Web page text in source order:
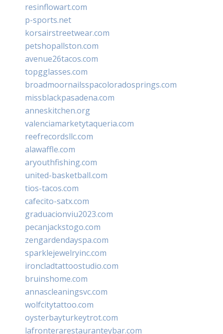
resinflowart.com
p-sports.net
korsairstreetwear.com
petshopallston.com
avenue26tacos.com
topgglasses.com
broadmoornailsspacoloradosprings.com
missblackpasadena.com
anneskitchen.org
valenciamarketytaqueria.com
reefrecordsllc.com
alawaffle.com
aryouthfishing.com
united-basketball.com
tios-tacos.com
cafecito-satx.com
graduacionviu2023.com
pecanjackstogo.com
zengardendayspa.com
sparklejewelryinc.com
ironcladtattoostudio.com
bruinshome.com
annascleaningsvc.com
wolfcitytattoo.com
oysterbayturkeytrot.com
lafronterarestauranteybar.com